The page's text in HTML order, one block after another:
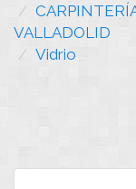
VALLADOLID
Vidrio